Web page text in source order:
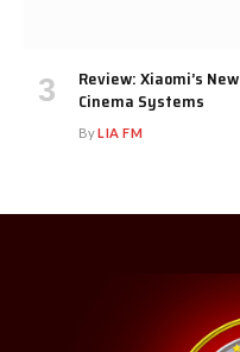
Review: Xiaomi’s
Cinema Systems
ByLIA FM